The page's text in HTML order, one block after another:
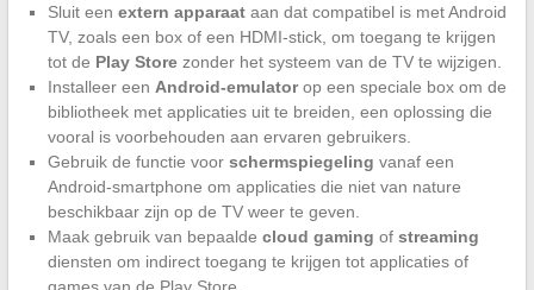
Sluit een extern apparaataan dat compatibel is met Android
TV, zoals een box of een HDMI-stick, om toegang te krijgen
tot de Play Storezonder het systeem van de TV te wijzigen.
Installeer een Android-emulatorop een speciale box om de
bibliotheek met applicaties uit te breiden, een oplossing die
vooral is voorbehouden aan ervaren gebruikers.
Gebruik de functie voor schermspiegeling vanaf een
Android-smartphone om applicaties die niet van nature
beschikbaar zijn op de TV weer te geven.
Maak gebruik van bepaalde cloud gaming of streaming
diensten om indirect toegang te krijgen tot applicaties of